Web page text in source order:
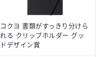
コクヨ 書類がすっきり分けら
れる クリップホルダー グッ
ドデザイン賞